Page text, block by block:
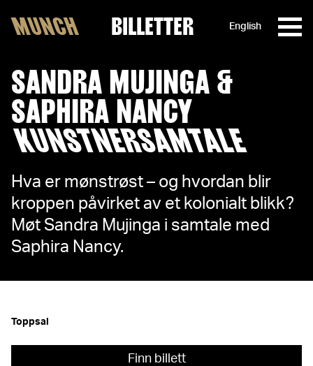
MUNCH BILLETTER English
SANDRA MUJINGA &
SAPHIRA NANCY
KUNSTNERSAMTALE
Hva er mønstrøst – og hvordan blir
kroppen påvirket av et kolonialt blikk?
Møt Sandra Mujinga i samtale med
Saphira Nancy.
Toppsal
Finn billett